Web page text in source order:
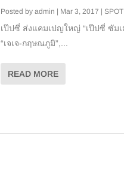
Posted by admin | Mar 3, 2017 | SPOT
เป๊ปซี่ ส่งแคมเปญใหญ่ “เป๊ปซี่ ซัม
“เจเจ-กฤษณภูมิ”,...
READ MORE